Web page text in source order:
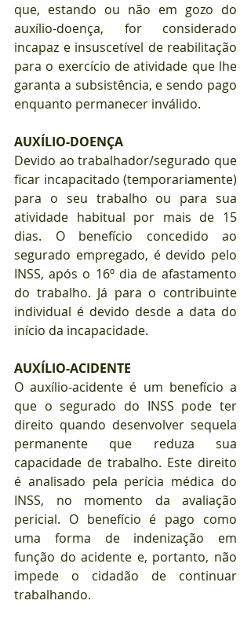
que, estando ou não em gozo do
auxílio-doença, for considerado
incapaz e insuscetível de reabilitação
para o exercício de atividade que lhe
garanta a subsistência, e sendo pago
enquanto permanecer inválido.
AUXÍLIO-DOENÇA
Devido ao trabalhador/segurado que
ficar incapacitado (temporariamente)
para o seu trabalho ou para sua
atividade habitual por mais de 15
dias. O benefício concedido ao
segurado empregado, é devido pelo
INSS, após o 16º dia de afastamento
do trabalho. Já para o contribuinte
individual é devido desde a data do
início da incapacidade.
AUXÍLIO-ACIDENTE
O auxílio-acidente é um benefício a
que o segurado do INSS pode ter
direito quando desenvolver sequela
permanente que reduza sua
capacidade de trabalho. Este direito
é analisado pela perícia médica do
INSS, no momento da avaliação
pericial. O benefício é pago como
uma forma de indenização em
função do acidente e, portanto, não
impede o cidadão de continuar
trabalhando.